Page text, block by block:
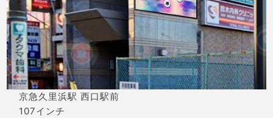
京急久里浜駅 西口駅前
107インチ